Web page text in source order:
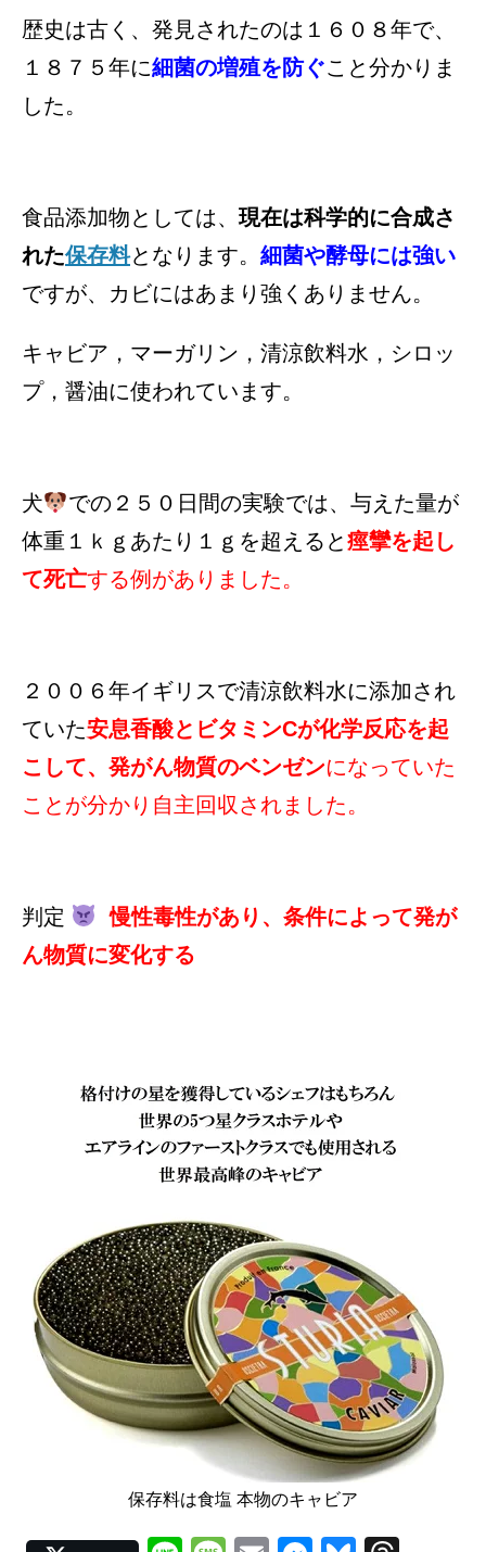
歴史は古く、発見されたのは１６０８年で、
１８７５年に細菌の増殖を防ぐこと分かりま
した。
食品添加物としては、現在は科学的に合成さ
れた保存料となります。 細菌や酵母には強い
ですが、カビにはあまり強くありません。
キャビア，マーガリン，清涼飲料水，シロッ
プ，醤油に使われています。
犬
での２５０日間の実験では、与えた量が
体重１ｋｇあたり１ｇを超えると痙攣を起し
て死亡する例がありました。
２００６年イギリスで清涼飲料水に添加され
ていた安息香酸とビタミンCが化学反応を起
こして、発がん物質のベンゼンになっていた
ことが分かり自主回収されました。
判定
慢性毒性があり、条件によって発が
ん物質に変化する
保存料は食塩 本物のキャビア